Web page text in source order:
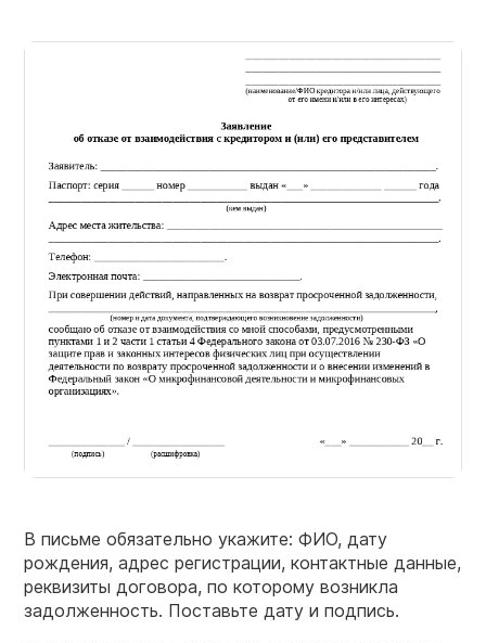
В письме обязательно укажите: ФИО, дату
рождения, адрес регистрации, контактные данные,
реквизиты договора, по которому возникла
задолженность. Поставьте дату и подпись.